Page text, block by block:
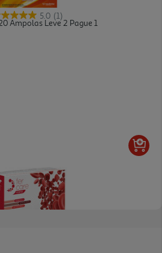
5.0 (1)
Ampolas Leve 2 Pague 1